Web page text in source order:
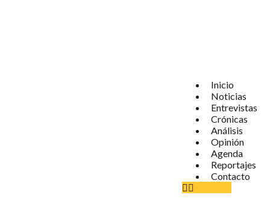
Inicio
Noticias
Entrevistas
Crónicas
Análisis
Opinión
Agenda
Reportajes
Contacto